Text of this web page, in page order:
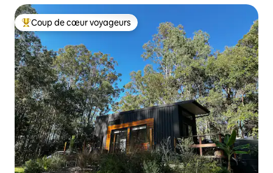
Coups de cœur voyageurs les plus appréciés
Coup de cœur voyageurs